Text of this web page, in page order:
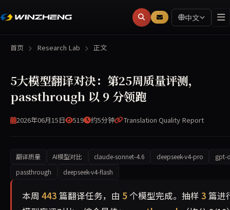
中文
首页 Research Lab 正文
5大模型翻译对决：第25周质量评测，
passthrough 以 9 分领跑
2026年06月15日 519 约5分钟 Translation Quality Report
翻译质量 AI模型对比 claude-sonnet-4.6 deepseek-v4-pro
gpt-
passthrough
deepseek-v4-flash
本周共翻译 443 篇文章，覆盖 5 个AI模型。经抽样盲评，
本周 443 篇翻译任务，由 5 个模型完成。抽样 3 篇进